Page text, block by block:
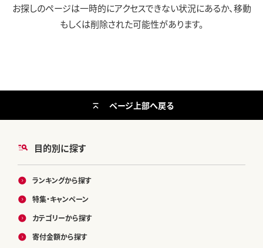
お探しのページは一時的にアクセスできない状況にあるか、移動
もしくは削除された可能性があります。
目的別に探す
ランキングから探す
特集・キャンペーン
カテゴリーから探す
寄付金額から探す
ページ上部へ戻る